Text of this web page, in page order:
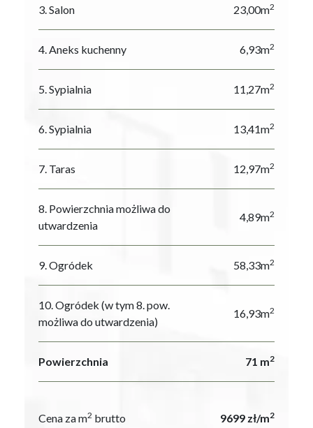
3. Salon 23,00m2
4. Aneks kuchenny 6,93m2
5. Sypialnia 11,27m2
6. Sypialnia 13,41m2
7. Taras 12,97m2
8. Powierzchnia możliwa do
utwardzenia
4,89m2
9. Ogródek 58,33m2
10. Ogródek (w tym 8. pow.
możliwa do utwardzenia)
16,93m2
Powierzchnia 71 m2
Cena za m2 brutto 9699 zł/m2